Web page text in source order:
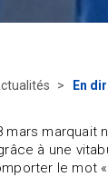
En
mars marquait
à une
le mot